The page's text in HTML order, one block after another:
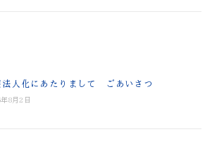
法人化にあたりまして ごあいさつ
8月2日